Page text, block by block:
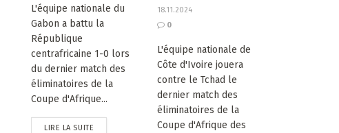
L'équipe nationale du
Gabon a battu la
République
centrafricaine 1-0 lors
du dernier match des
éliminatoires de la
Coupe d'Afrique...
LIRE LA SUITE
18.11.2024
0
L'équipe nationale de
Côte d'Ivoire jouera
contre le Tchad le
dernier match des
éliminatoires de la
Coupe d'Afrique des